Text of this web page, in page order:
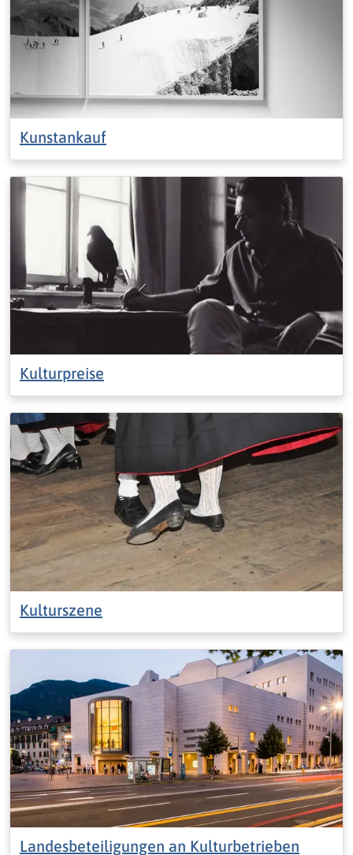
Kunstankauf
Kulturpreise
Kulturszene
Landesbeteiligungen an Kulturbetrieben